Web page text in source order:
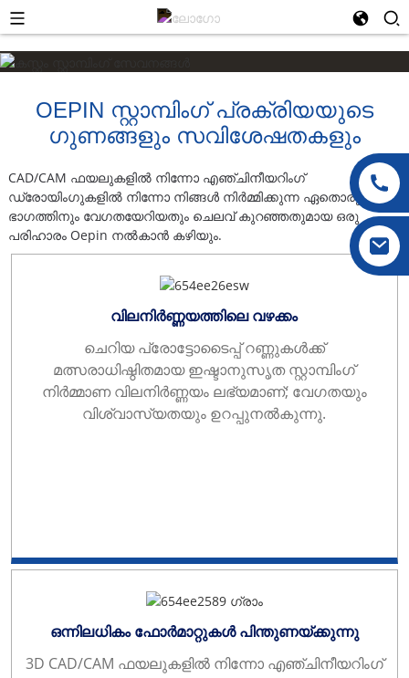
OEPIN സ്റ്റാമ്പിംഗ് പ്രക്രിയയുടെ
ഗുണങ്ങളും സവിശേഷതകളും
CAD/CAM ഫയലുകളിൽ നിന്നോ എഞ്ചിനീയറിംഗ്
ഡ്രോയിംഗുകളിൽ നിന്നോ നിങ്ങൾ നിർമ്മിക്കുന്ന ഏതൊരു
ഭാഗത്തിനും വേഗതയേറിയതും ചെലവ് കുറഞ്ഞതുമായ ഒരു
പരിഹാരം Oepin നൽകാൻ കഴിയും.
വിലനിർണ്ണയത്തിലെ വഴക്കം
ചെറിയ പ്രോട്ടോടൈപ്പ് റണ്ണുകൾക്ക്
മത്സരാധിഷ്ഠിതമായ ഇഷ്ടാനുസൃത സ്റ്റാമ്പിംഗ്
നിർമ്മാണ വിലനിർണ്ണയം ലഭ്യമാണ്; വേഗതയും
വിശ്വാസ്യതയും ഉറപ്പുനൽകുന്നു.
ഒന്നിലധികം ഫോർമാറ്റുകൾ പിന്തുണയ്ക്കുന്നു
3D CAD/CAM ഫയലുകളിൽ നിന്നോ എഞ്ചിനീയറിംഗ്